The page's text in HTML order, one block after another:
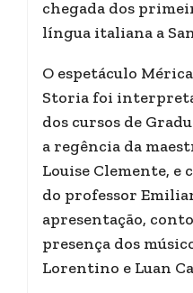
chegada dos
língua italiana a
O espetáculo
Storia foi
dos cursos de
a regência da
Louise Clemente,
do professor
apresentação,
presença dos
Lorentino e Luan